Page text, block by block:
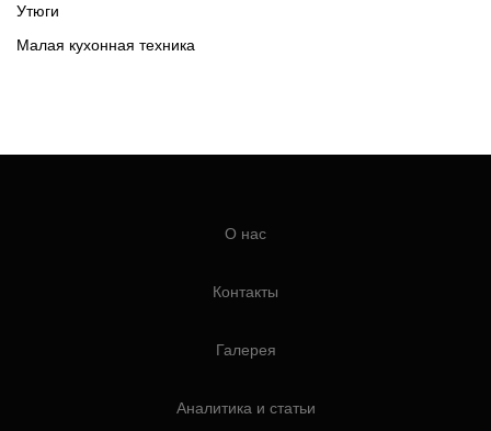
Утюги
Малая кухонная техника
О нас
Контакты
Галерея
Аналитика и статьи